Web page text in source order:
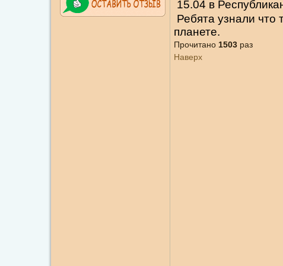
15.04 в
Ребята узнали что
планете.
Прочитано 1503раз
Наверх